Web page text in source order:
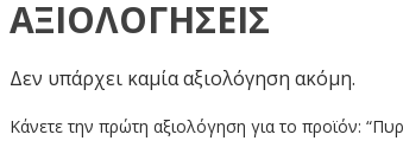
ΑΞΙΟΛΟΓΉΣΕΙΣ
Δεν υπάρχει καμία αξιολόγηση ακόμη.
Κάνετε την πρώτη αξιολόγηση για το προϊόν: